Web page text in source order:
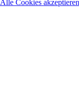
Alle Cookies akzeptieren